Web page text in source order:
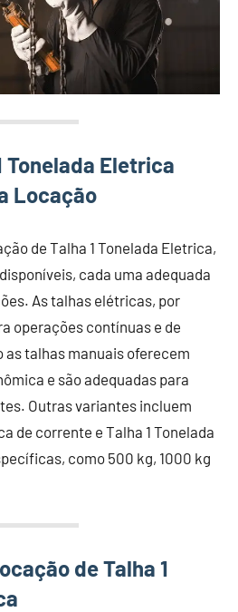
Tonelada Eletrica
Locação
de Talha 1 Tonelada Eletrica,
cada uma adequada
As talhas elétricas, por
operações contínuas e de
as talhas manuais oferecem
e são adequadas para
Outras variantes incluem
de corrente e Talha 1 Tonelada
como 500 kg, 1000 kg
de Talha 1